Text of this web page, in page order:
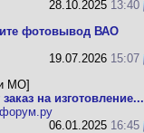
28.10.2025 13:40
фотовывод ВАО
19.07.2026 15:07
МО]
на изготовление...
06.01.2025 16:45